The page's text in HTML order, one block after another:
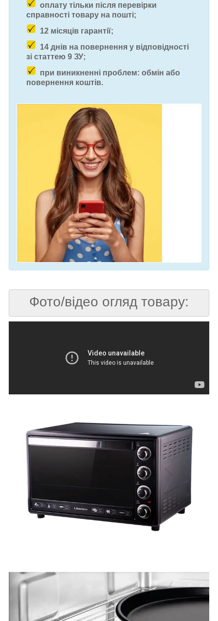
оплату тільки після перевірки
справності товару на пошті;
12 місяців гарантії;
14 днів на повернення у відповідності
зі статтею 9 ЗУ;
при виникненні проблем: обмін або
повернення коштів.
Фото/відео огляд товару: